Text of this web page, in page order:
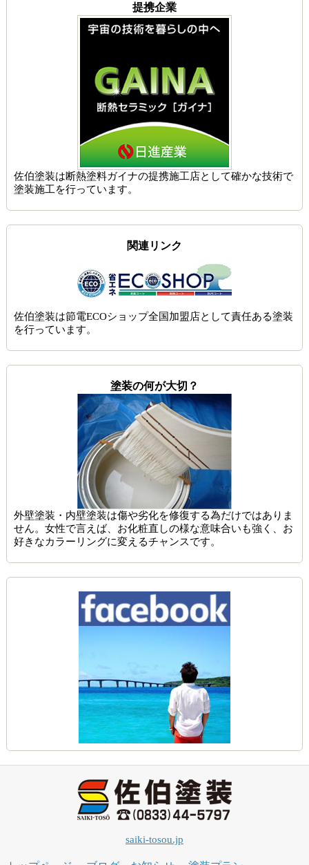
提携企業
佐伯塗装は断熱塗料ガイナの提携施工店として確かな技術で
塗装施工を行っています。
関連リンク
佐伯塗装は節電ECOショップ全国加盟店として責任ある塗装
を行っています。
塗装の何が大切？
外壁塗装・内壁塗装は傷や劣化を修復する為だけではありま
せん。女性で言えば、お化粧直しの様な意味合いも強く、お
好きなカラーリングに変えるチャンスです。
saiki-tosou.jp